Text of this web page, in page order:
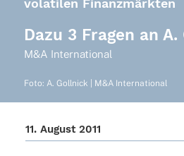
volatilen Finanzmärkten
Dazu 3 Fragen an
M&A Inter­na­tio­nal
Foto: A. Goll­nick | M&A International
11. August 2011